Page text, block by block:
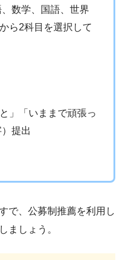
数学、国語、世界
ら2科目を選択して
」「いままで頑張っ
提出
で、公募制推薦を利用し
ましょう。